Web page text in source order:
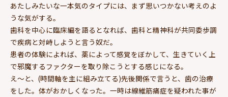
あたしみたいな一本気のタイプには、まず思いつかない考えのよ
うな気がする。
歯科を中心に臨床編を語るとなれば、歯科と精神科が共同委歩調
で疾病と対峙しようと言う奴だ。
患者の体験によれば、薬によって感覚をぼかして、生きていく上
で邪魔するファクターを取り除こうとする感じになる。
え～と、(時間軸を主に組み立てる)先後関係で言うと、歯の治療
をした。体がおかしくなった。一時は線維筋痛症を疑われた事が